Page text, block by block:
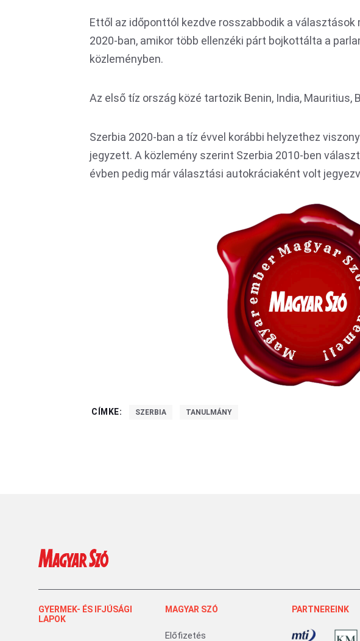
Ettől az időponttól kezdve rosszabbodik a
2020-ban, amikor több ellenzéki párt bojkottálta a
közleményben.
Az első tíz ország közé tartozik Benin, India, Mauritius,
Szerbia 2020-ban a tíz évvel korábbi helyzethez
jegyzett. A közlemény szerint Szerbia 2010-ben
évben pedig már választási autokráciaként volt
CÍMKE: SZERBIA TANULMÁNY
GYERMEK- ÉS IFJÚSÁGI
LAPOK
MAGYAR SZÓ
Előfizetés
PARTNEREINK